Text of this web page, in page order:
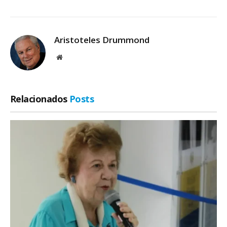
Aristoteles Drummond
Site
Relacionados Posts